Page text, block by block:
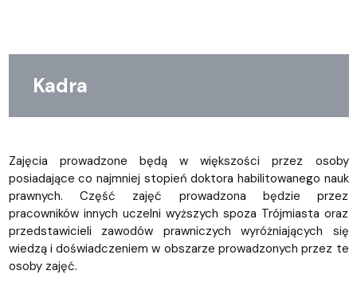
Kadra
Zajęcia prowadzone będą w większości przez osoby
posiadające co najmniej stopień doktora habilitowanego nauk
prawnych. Część zajęć prowadzona będzie przez
pracowników innych uczelni wyższych spoza Trójmiasta oraz
przedstawicieli zawodów prawniczych wyróżniających się
wiedzą i doświadczeniem w obszarze prowadzonych przez te
osoby zajęć.